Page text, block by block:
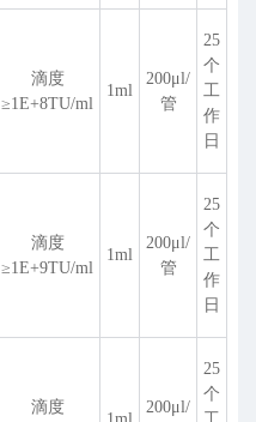
滴度
≥1E+8TU/ml
1ml
200μl/
管
25
个
工
作
日
滴度
≥1E+9TU/ml
1ml
200μl/
管
25
个
工
作
日
滴度 200μl/
25
个